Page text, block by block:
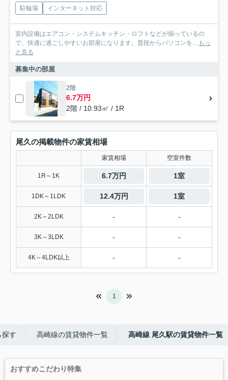
駐輪場 インターネット対応
室内設備はエアコン・システムキッチン・ロフトなどが揃っているの
で、快適に過ごしやすいお部屋になります。普段からパソコンを... もっ
と見る
募集中の部屋
2階
6.7万円
2階 / 10.93㎡ / 1R
尾久の掲載物件の家賃相場
家賃相場 空室件数
1R～1K 6.7万円 1室
1DK～1LDK 12.4万円 1室
2K～2LDK - -
3K～3LDK - -
4K～4LDK以上 - -
1
探す 高崎線の賃貸物件一覧 高崎線 尾久駅の賃貸物件一覧
おすすめこだわり特集